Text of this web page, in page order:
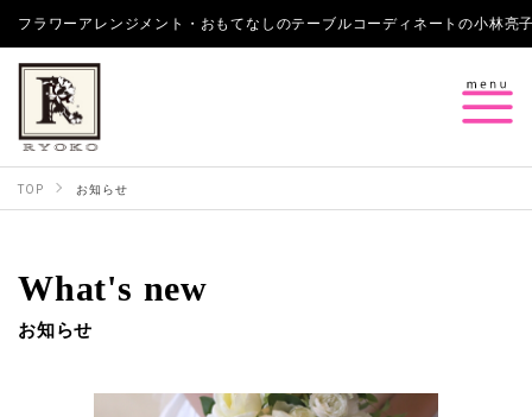
フラワーアレンジメント・おもてなしのテーブルコーディネートの小
TOP お知らせ
What's new
お知らせ